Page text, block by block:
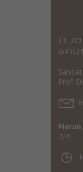
ST.
Prof.
Meran
2/4